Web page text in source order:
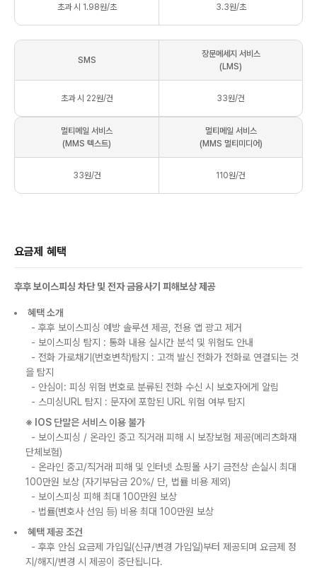
초과 시 1.98원/초 3.3원/초
SMS
장문메세지 서비스
(LMS)
초과 시 22원/건 33원/건
멀티메일 서비스
(MMS 텍스트)
멀티메일 서비스
(MMS 멀티미디어)
33원/건 110원/건
요금제 혜택
후후 보이스피싱 차단 및 전자 금융사기 피해보상 제공
혜택 소개
- 후후 보이스피싱 예방 솔루션 제공, 전용 앱 광고 제거
- 보이스피싱 탐지 : 통화 내용 실시간 분석 및 위험도 안내
- 전화 가로채기(번호변착)탐지 : 고객 발신 전화가 전화로 연결되는 것
을 탐지
- 안심이: 피싱 위험 번호로 분류된 전화 수신 시 보호자에게 알림
- 스미싱URL 탐지 : 문자에 포함된 URL 위험 여부 탐지
※ IOS 단말은 서비스 이용 불가
- 보이스피싱 / 온라인 중고 직거래 피해 시 보장보험 제공(메리츠화재
단체보험)
- 온라인 중고/직거래 피해 및 인터넷 쇼핑몰 사기 금전상 손실시 최대
100만원 보상 (자기부담금 20%/ 단, 법률 비용 제외)
- 보이스피싱 피해 최대 100만원 보상
- 법률(변호사 선임 등) 비용 최대 100만원 보상
혜택 제공 조건
- 후후 안심 요금제 가입일(신규/변경 가입일)부터 제공되며 요금제 정
지/해지/변경 시 제공이 중단됩니다.